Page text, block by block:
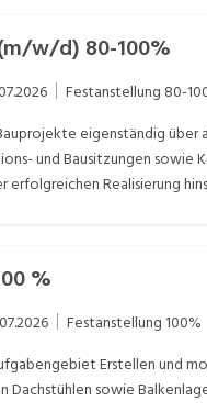
w/d) 80-100%
Festanstellung 80-
eigenständig über
und Bausitzungen
erfolgreichen Realisierung
%
Festanstellung 100%
Erstellen und
Dachstühlen sowie